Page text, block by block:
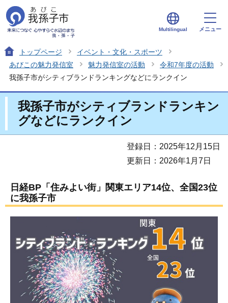
Multilingual メニュー
トップページ
イベント・文化・スポーツ
あびこの魅力発信室
魅力発信室の活動
令和7年度の活動
我孫子市がシティブランドランキングなどにランクイン
我孫子市がシティブランドランキン
グなどにランクイン
登録日：2025年12月15日
更新日：2026年1月7日
日経BP「住みよい街」関東エリア14位、全国23位
に我孫子市